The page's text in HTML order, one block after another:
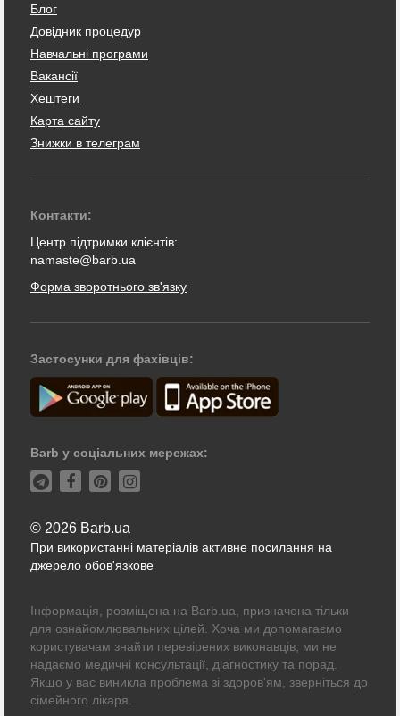
Блог
Довідник процедур
Навчальні програми
Вакансії
Хештеги
Карта сайту
Знижки в телеграм
Контакти:
Центр підтримки клієнтів:
namaste@barb.ua
Форма зворотнього зв'язку
Застосунки для фахівців:
Barb у соціальних мережах:
© 2026 Barb.ua
При використанні матеріалів активне посилання на
джерело обов'язкове
Інформація, розміщена на Barb.ua, призначена тільки
для ознайомлювальних цілей. Хоча ми допомагаємо
користувачам знайти перевірених виконавців, ми не
надаємо медичні консультації, діагностику та порад.
Якщо у вас виникла проблема зі здоров'ям, зверніться до
сімейного лікаря.